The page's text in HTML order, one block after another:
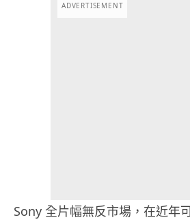
ADVERTISEMENT
Sony 全片幅無反市場，在近年